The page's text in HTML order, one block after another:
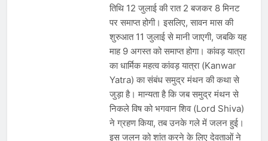
तिथि 12 जुलाई की रात 2 बजकर 8 मिनट
पर समाप्त होगी। इसलिए, सावन मास की
शुरुआत 11 जुलाई से मानी जाएगी, जबकि यह
माह 9 अगस्त को समाप्त होगा। कांवड़ यात्रा
का धार्मिक महत्व कांवड़ यात्रा (Kanwar
Yatra) का संबंध समुद्र मंथन की कथा से
जुड़ा है। मान्यता है कि जब समुद्र मंथन से
निकले विष को भगवान शिव (Lord Shiva)
ने ग्रहण किया, तब उनके गले में जलन हुई।
इस जलन को शांत करने के लिए देवताओं ने